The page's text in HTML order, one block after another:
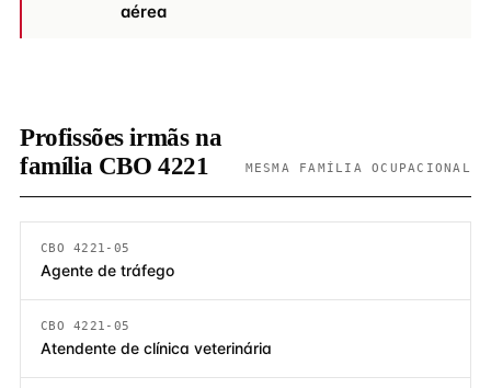
aérea
Profissões irmãs na
família CBO 4221
MESMA FAMÍLIA OCUPACIONAL
CBO 4221-05
Agente de tráfego
CBO 4221-05
Atendente de clínica veterinária